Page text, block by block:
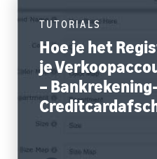
TUTORIALS
Hoe je het
je
–